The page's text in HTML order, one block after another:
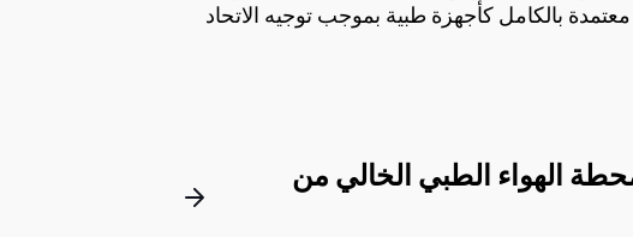
بالكامل كأجهزة طبية بموجب توجيه الاتحاد
الهواء الطبي الخالي من